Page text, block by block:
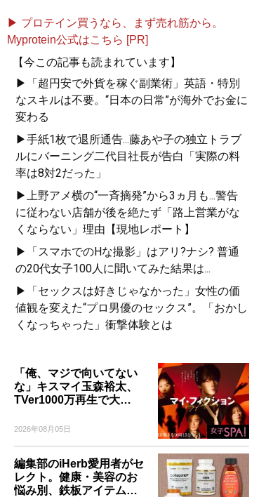
記事一覧へ
▶ プロテイン買うなら、まず売れ筋から。
Myprotein公式はこちら [PR]
【今この記事も読まれています】
▶「超円安で外貨を稼ぐ副業術」英語・特別
なスキルは不要。“日本の日常”が海外でお金に
変わる
▶手紙1枚で退所通告...藤あや子の独立トラブ
ルにバーニング二代目社長が告白「実際の料
率は8対2だった」
▶上野アメ横の“一斉摘発”から3ヵ月も...警告
に従わない店舗が後を絶たず「路上営業がな
くならない」理由【現地レポート】
▶「スマホでのHな撮影」はアリ?ナシ? 普通
の20代女子100人に聞いてみた結果は...
▶「セックスは好きじゃなかった」女性の価
値観を変えた“プロ男優のセックス”。「おかし
くなっちゃった」衝撃体験とは
「俺、マジで向いてない
な」キスマイ玉森裕太、
TVer1000万再生で大…
2026年08月05日
編集部のiHerb愛用者がセ
レクト。健康・美容のお
悩み別、鉄板アイテム…